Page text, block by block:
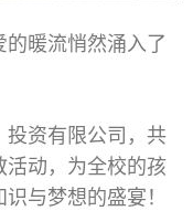
暖流悄然涌入了
投资有限公司，共
活动，为全校的孩
与梦想的盛宴！